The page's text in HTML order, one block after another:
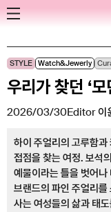
Skip
to
content
STYLE Watch&Jewerly
우리가 찾던 ‘
하이 주얼리의 고루함
접점을 찾는 여정. 보석
예물이라는 틀을 벗어
브랜드의 파인 주얼리
사는 여성들의 삶과 태
2026/03/30Editor 이